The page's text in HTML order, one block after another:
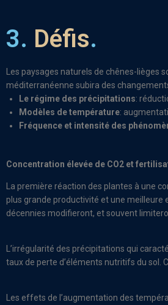
3. Défis.
Les paysages naturels de chênes-
méditerranéenne subira des
Le régime des précipitations:
Modèles de température:
Fréquence et intensité des
Concentration élevée de CO2 et
La première réaction des plantes à une
plus grande productivité et une meilleure
décennies modifieront, et souvent
L’irrégularité des précipitations qui
taux de perte d’éléments nutritifs du sol.
Les effets de l’augmentation des